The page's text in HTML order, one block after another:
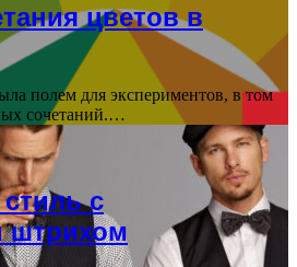
цветов в
полем для экспериментов, в том
сочетаний.…
с
штрихом